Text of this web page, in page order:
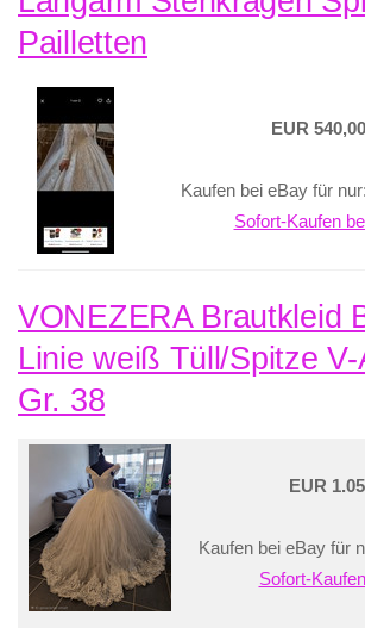
Pailletten
EUR 540,00
Kaufen bei eBay für
Sofort-Kaufen
VONEZERA Brautkleid
Linie weiß Tüll/Spitze
Gr. 38
EUR
Kaufen bei eBay für
Sofort-